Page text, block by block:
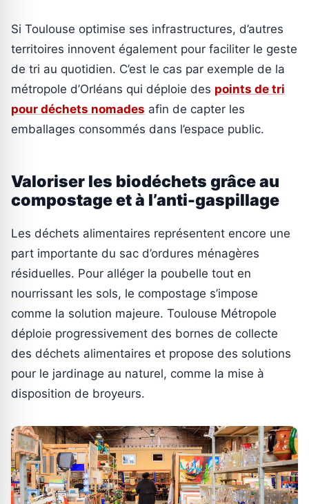
Si Toulouse optimise ses infrastructures, d’autres
territoires innovent également pour faciliter le geste
de tri au quotidien. C’est le cas par exemple de la
métropole d’Orléans qui déploie des points de tri
pour déchets nomades afin de capter les
emballages consommés dans l’espace public.
Valoriser les biodéchets grâce au
compostage et à l’anti-gaspillage
Les déchets alimentaires représentent encore une
part importante du sac d’ordures ménagères
résiduelles. Pour alléger la poubelle tout en
nourrissant les sols, le compostage s’impose
comme la solution majeure. Toulouse Métropole
déploie progressivement des bornes de collecte
des déchets alimentaires et propose des solutions
pour le jardinage au naturel, comme la mise à
disposition de broyeurs.